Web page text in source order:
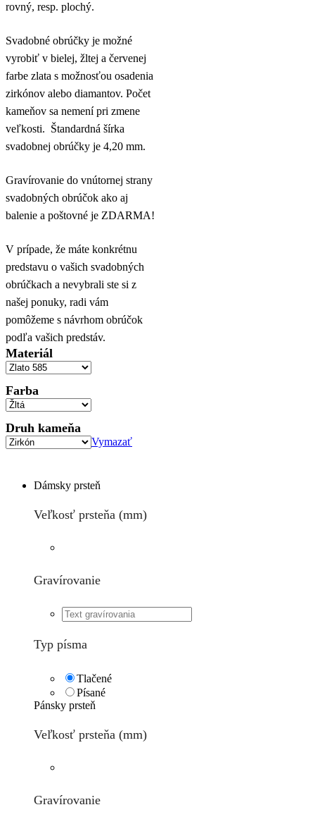
rovný, resp. plochý.
Svadobné obrúčky je možné
vyrobiť v bielej, žltej a červenej
farbe zlata s možnosťou osadenia
zirkónov alebo diamantov. Počet
kameňov sa nemení pri zmene
veľkosti. Štandardná šírka
svadobnej obrúčky je 4,20 mm.
Gravírovanie do vnútornej strany
svadobných obrúčok ako aj
balenie a poštovné je ZDARMA!
V prípade, že máte konkrétnu
predstavu o vašich svadobných
obrúčkach a nevybrali ste si z
našej ponuky, radi vám
pomôžeme s návrhom obrúčok
podľa vašich predstáv.
Materiál
Farba
Druh kameňa
Vymazať
Dámsky prsteň
Veľkosť prsteňa (mm)
Gravírovanie
Typ písma
Tlačené
Písané
Pánsky prsteň
Veľkosť prsteňa (mm)
Gravírovanie